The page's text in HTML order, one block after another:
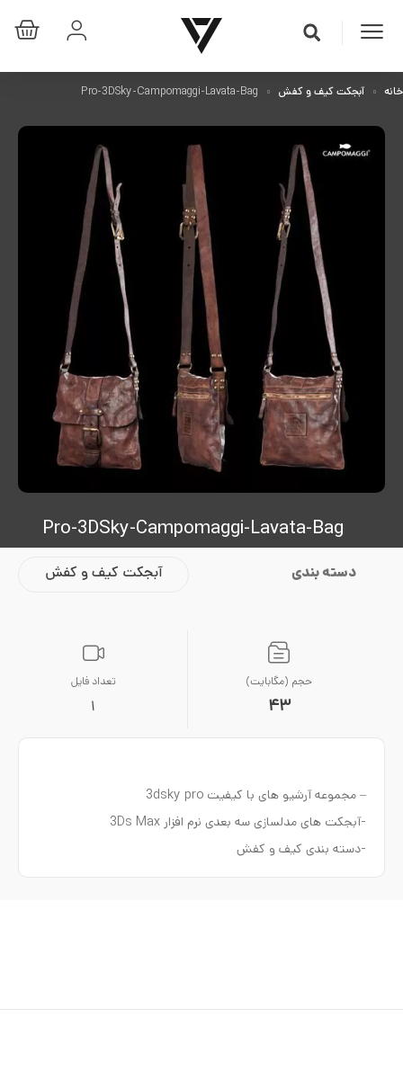
خانه آبجکت کیف و کفش
Pro-3DSky-Campomaggi-Lavata-Bag
دسته بندی آبجکت کیف و کفش
حجم (مگابایت)
43
تعداد فایل
1
– مجموعه آرشیو های با کیفیت 3dsky pro
-آبجکت های مدلسازی سه بعدی نرم افزار 3Ds Max
-دسته بندی کیف و کفش